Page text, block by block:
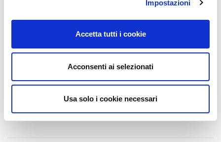
Impostazioni
Accetta tutti i cookie
Acconsenti ai selezionati
Usa solo i cookie necessari
Thanks for sharing. I read many of your blog posts, cool, your